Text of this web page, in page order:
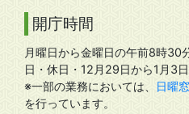
開庁時間
月曜日から金曜日の午前8時30
日・休日・12月29日から1月3
※一部の業務においては、
日曜
を行っています。